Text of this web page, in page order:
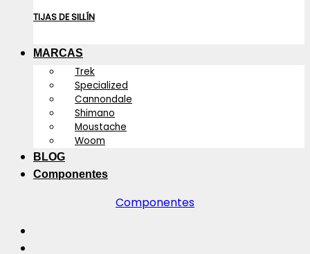
TIJAS DE SILLÍN
MARCAS
Trek
Specialized
Cannondale
Shimano
Moustache
Woom
BLOG
Componentes
Componentes